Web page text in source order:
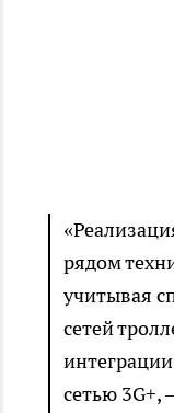
рядом
учитывая
сетей
сетью 3G+,